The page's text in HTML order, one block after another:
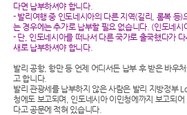
다면 납부하셔야 합니다.
- 발리여행 중 인도네시아의 다른 지역(길리, 롬복 등)
는 경우에는 추가로 납부할 필요 없습니다. (인도네시
- 단, 인도네시아를 떠나서 다른 국가로 출국했다가
새로 납부하셔야 합니다.
발리 공항, 항만 등 언제 어디서든 납부 후 받은 바우
고 합니다.
발리 관광세를 납부하지 않은 사람은 발리 지방정부
청에도 보고되며, 인도네시아 이민청에까지 보고되
다고 공문에 적혀 있습니다.